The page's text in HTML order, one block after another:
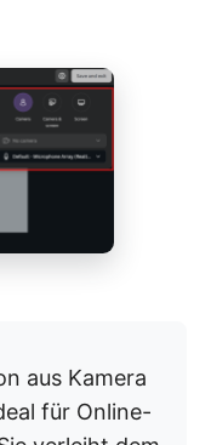
aus Kamera
für Online-